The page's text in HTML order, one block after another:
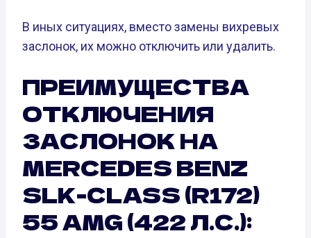
В иных ситуациях, вместо замены вихревых
заслонок, их можно отключить или удалить.
ПРЕИМУЩЕСТВА
ОТКЛЮЧЕНИЯ
ЗАСЛОНОК НА
MERCEDES BENZ
SLK-CLASS (R172)
55 AMG (422 Л.С.):